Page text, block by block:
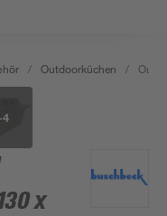
/ Outdoorküchen /
4
x